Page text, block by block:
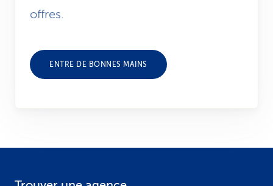
offres.
ENTRE DE BONNES MAINS